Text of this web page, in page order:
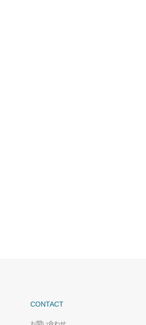
CONTACT
お問い合わせ